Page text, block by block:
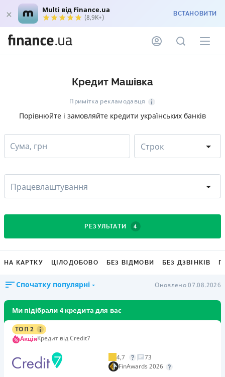
Multi від Finance.ua
(8,9K+) ВСТАНОВИТИ
Кредит Машівка
Примітка рекламодавця
Порівнюйте і замовляйте кредити українських банків
Сума, грн Строк
Працевлаштування
РЕЗУЛЬТАТИ 4
НА КАРТКУ ЦІЛОДОБОВО БЕЗ ВІДМОВИ БЕЗ ДЗВІНКІВ
Спочатку популярні Оновлено 07.08.2026
Ми підібрали 4 кредита для вас
ТОП 2
АкціяКредит від Credit7
4,7
73
FinAwards 2026